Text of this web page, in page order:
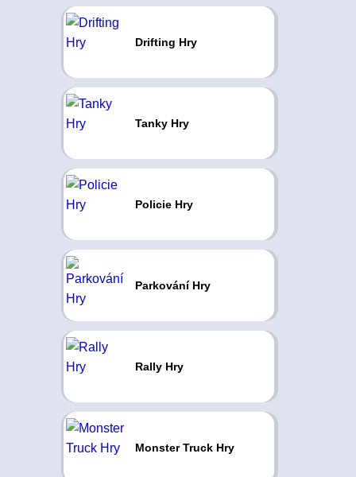
Drifting Hry
Tanky Hry
Policie Hry
Parkování Hry
Rally Hry
Monster Truck Hry